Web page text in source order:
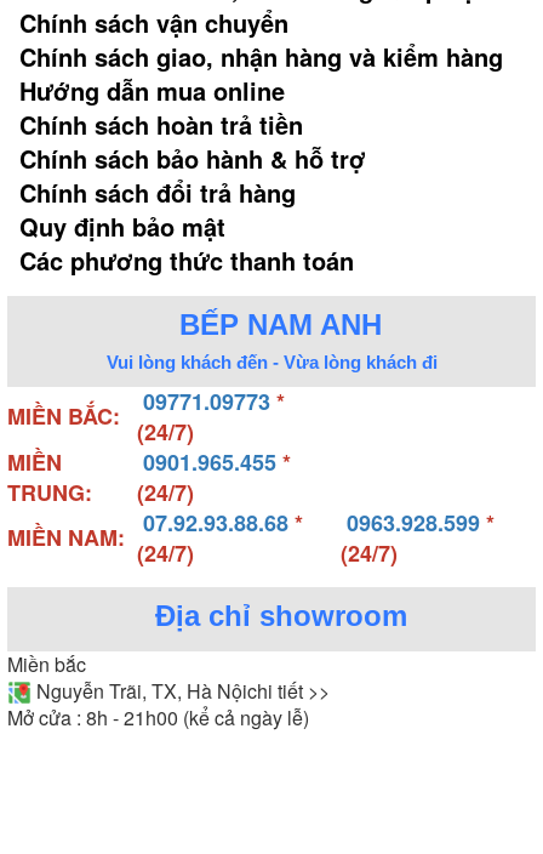
Chính sách vận chuyển
Chính sách giao, nhận hàng và kiểm hàng
Hướng dẫn mua online
Chính sách hoàn trả tiền
Chính sách bảo hành & hỗ trợ
Chính sách đổi trả hàng
Quy định bảo mật
Các phương thức thanh toán
BẾP NAM ANH
Vui lòng khách đến - Vừa lòng khách đi
MIỀN BẮC: 09771.09773*
(24/7)
MIỀN
TRUNG:
0901.965.455*
(24/7)
MIỀN NAM:
07.92.93.88.68*
(24/7)
0963.928.599*
(24/7)
Địa chỉ showroom
Miền bắc
Nguyễn Trãi, TX, Hà Nộichi tiết >>
Mở cửa : 8h - 21h00 (kể cả ngày lễ)